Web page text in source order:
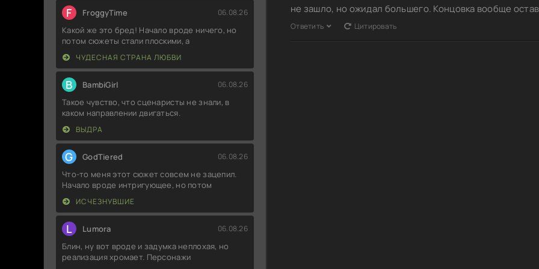
F FroggyTime 06.08.26
Какой же это бред! Начало вроде ничего, но
потом сюжеты стали плоскими, а
ЧУДЕСНАЯ СТРАНА ЛЮБВИ
B BambiGirl 06.08.26
Такое чувство, что сценаристы не знали, в
каком направлении двигаться.
ВЫДРА
G GodTiered 06.08.26
Что-то меня этот сюжет совсем не зацепил.
Начало вроде интригующее, но потом
ИСЧЕЗНУВШИЕ
L Lumora 06.08.26
Блин, ну вот вроде и задумка неплохая, но
реализация хромает. Персонажи
не зашло, но ожидал большего. Концовка вообще
Ответить Цитировать